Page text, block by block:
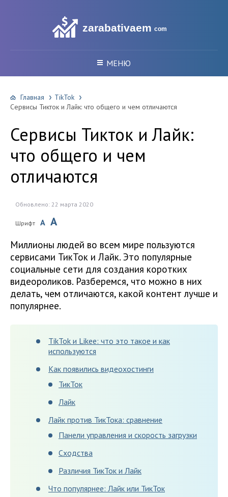
zarabativaem com
МЕНЮ
Главная
TikTok
Сервисы Тикток и Лайк: что общего и чем отличаются
Сервисы Тикток и Лайк:
что общего и чем
отличаются
Обновлено: 22 марта 2020
Шрифт A A
Миллионы людей во всем мире пользуются
сервисами ТикТок и Лайк. Это популярные
социальные сети для создания коротких
видеороликов. Разберемся, что можно в них
делать, чем отличаются, какой контент лучше и
популярнее.
TikTok и Likee: что это такое и как
используются
Как появились видеохостинги
ТикТок
Лайк
Лайк против ТикТока: сравнение
Панели управления и скорость загрузки
Сходства
Различия ТикТок и Лайк
Что популярнее: Лайк или ТикТок